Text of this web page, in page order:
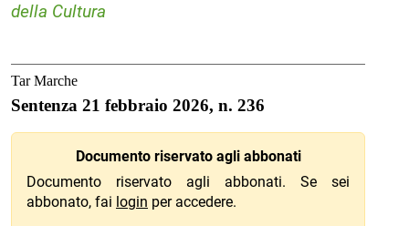
della Cultura
Tar Marche
Sentenza 21 febbraio 2026, n. 236
Documento riservato agli abbonati
Documento riservato agli abbonati. Se sei
abbonato, fai login per accedere.